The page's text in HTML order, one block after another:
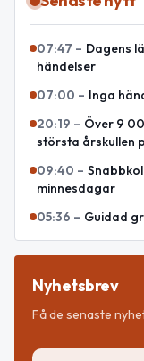
07:47 – Dagens
händelser
07:00 – Inga
20:19 – Över 9
största årskullen
09:40 –
minnesdagar
05:36 – Guidad
Nyhetsbrev
Få de senaste